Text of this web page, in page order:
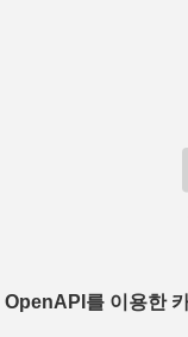
OpenAPI를 이용한